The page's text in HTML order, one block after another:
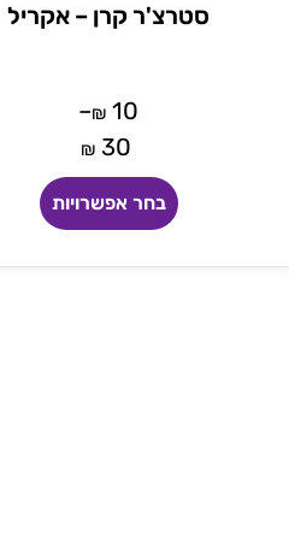
סטרצ'ר קרן – אקריל
10
₪
–
30
₪
בחר אפשרויות